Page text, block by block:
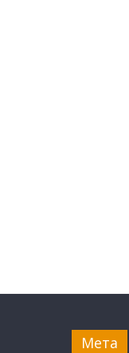
Мета